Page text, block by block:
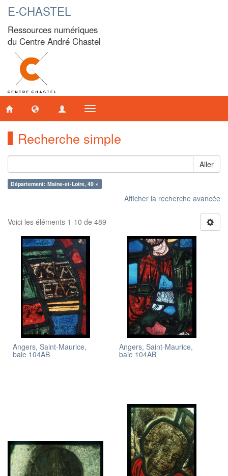
E-CHASTEL
Ressources numériques
du Centre André Chastel
Toggle
navigation
Recherche simple
Aller
Département: Maine-et-Loire, 49 ×
Afficher la recherche avancée
Voici les éléments 1-10 de 489
Angers, Saint-Maurice,
baie 104AB
Angers, Saint-Maurice,
baie 104AB